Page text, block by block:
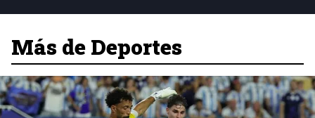
Más de Deportes